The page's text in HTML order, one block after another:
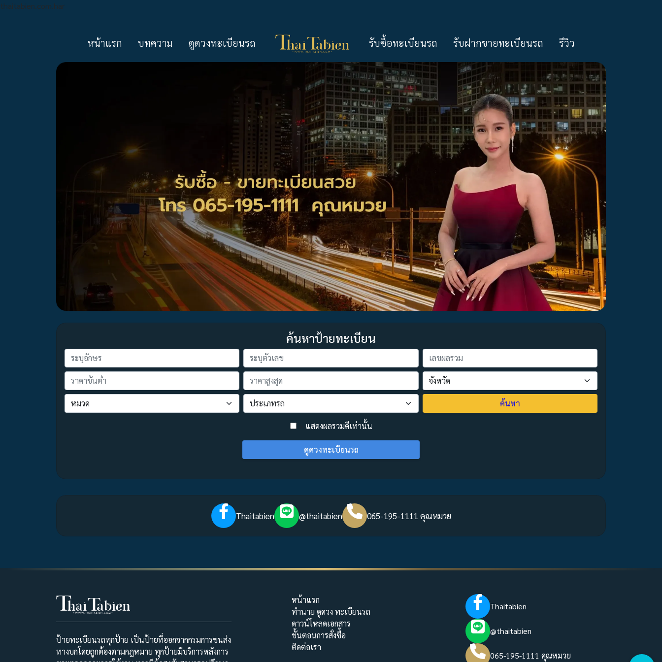
thaitabien.com.har
หน้าแรก บทความ ดูดวงทะเบียนรถ รับซื้อทะเบียนรถ รับฝากขายทะเบียนรถ รีวิว
ค้นหาป้ายทะเบียน
ค้นหา
> แสดงผลรวมดีเท่านั้น
ดูดวงทะเบียนรถ
Thaitabien @thaitabien 065-195-1111 คุณหมวย
ป้ายทะเบียนรถทุกป้าย เป็นป้ายที่ออกจากกรมการขนส่ง
ทางบกโดยถูกต้องตามกฎหมาย ทุกป้ายมีบริการหลังการ
หน้าแรก
ทำนาย ดูดวง ทะเบียนรถ
ดาวน์โหลดเอกสาร
ขั้นตอนการสั่งซื้อ
ติดต่อเรา
Thaitabien
@thaitabien
065-195-1111 คุณหมวย